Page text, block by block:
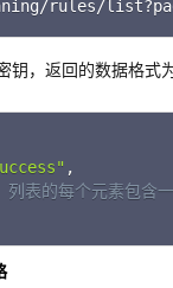
rules/
，返回的数据格式为
,
表的每个元素包含